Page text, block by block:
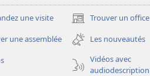
une visite Trouver un office
(ouvre
une
nouvelle
fenêtre)
une assemblée
Les nouveautés
Vidéos avec
audiodescription